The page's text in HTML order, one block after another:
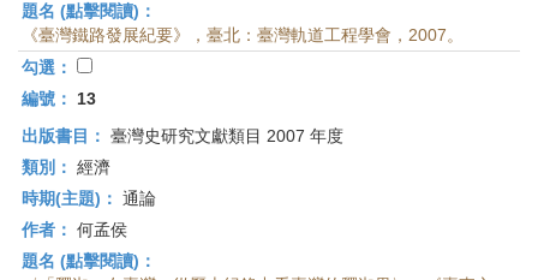
題名 (點擊閱讀)：
《臺灣鐵路發展紀要》，臺北：臺灣軌道工程學會，2007。
勾選：
編號：
13
出版書目： 臺灣史研究文獻類目 2007 年度
類別： 經濟
時期(主題)： 通論
作者： 何孟侯
題名 (點擊閱讀)：